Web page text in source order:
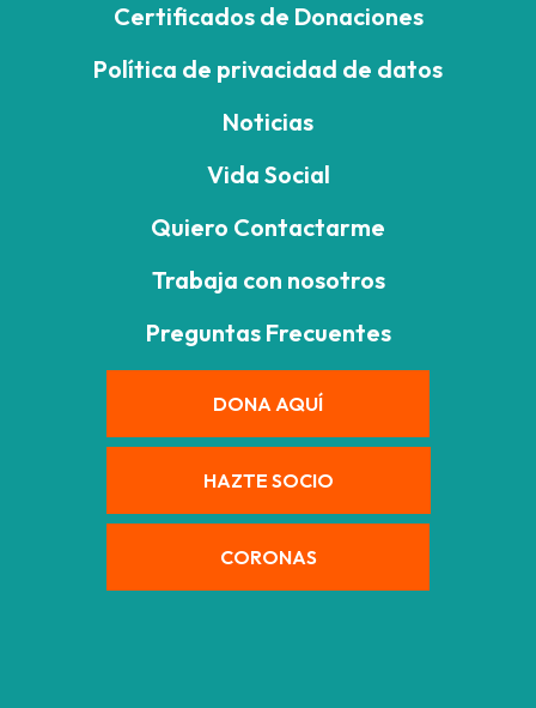
Certificados de Donaciones
Política de privacidad de datos
Noticias
Vida Social
Quiero Contactarme
Trabaja con nosotros
Preguntas Frecuentes
DONA AQUÍ
HAZTE SOCIO
CORONAS